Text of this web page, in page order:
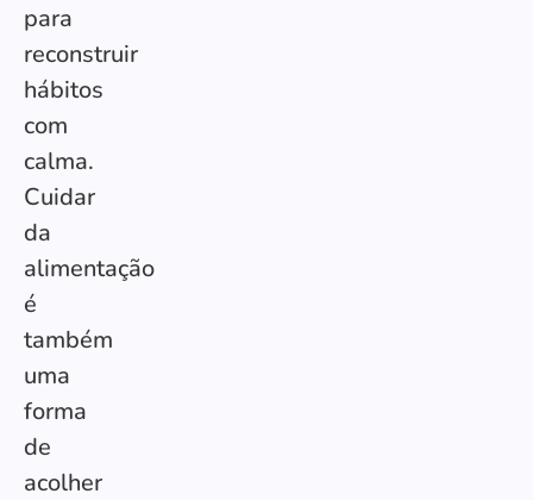
para
reconstruir
hábitos
com
calma.
Cuidar
da
alimentação
é
também
uma
forma
de
acolher